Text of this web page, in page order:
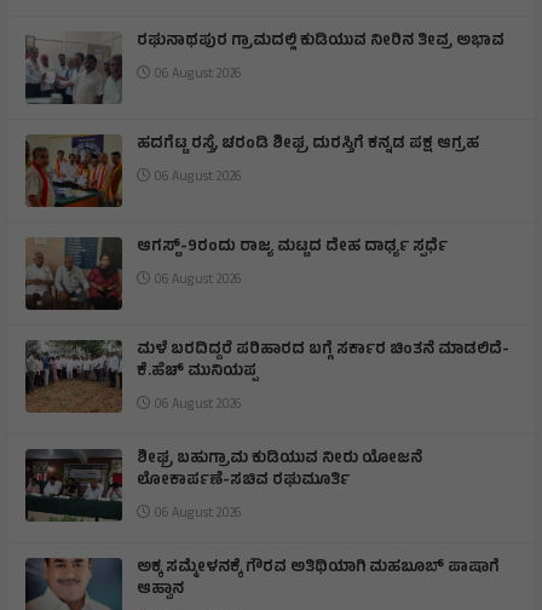
ರಘುನಾಥಪುರ ಗ್ರಾಮದಲ್ಲಿ ಕುಡಿಯುವ ನೀರಿನ ತೀವ್ರ ಅಭಾವ
06 August 2026
ಹದಗೆಟ್ಟ ರಸ್ತೆ, ಚರಂಡಿ ಶೀಘ್ರ ದುರಸ್ತಿಗೆ ಕನ್ನಡ ಪಕ್ಷ ಆಗ್ರಹ
06 August 2026
ಆಗಸ್ಟ್-9ರಂದು ರಾಜ್ಯ ಮಟ್ಟದ ದೇಹ ದಾರ್ಢ್ಯ ಸ್ಪರ್ಧೆ
06 August 2026
ಮಳೆ ಬರದಿದ್ದರೆ ಪರಿಹಾರದ ಬಗ್ಗೆ ಸರ್ಕಾರ ಚಿಂತನೆ ಮಾಡಲಿದೆ-
ಕೆ.ಹೆಚ್ ಮುನಿಯಪ್ಪ
06 August 2026
ಶೀಘ್ರ ಬಹುಗ್ರಾಮ ಕುಡಿಯುವ ನೀರು ಯೋಜನೆ
ಲೋಕಾರ್ಪಣೆ-ಸಚಿವ ರಘುಮೂರ್ತಿ
06 August 2026
ಅಕ್ಕ ಸಮ್ಮೇಳನಕ್ಕೆ ಗೌರವ ಅತಿಥಿಯಾಗಿ ಮಹಬೂಬ್ ಪಾಷಾಗೆ
ಆಹ್ವಾನ